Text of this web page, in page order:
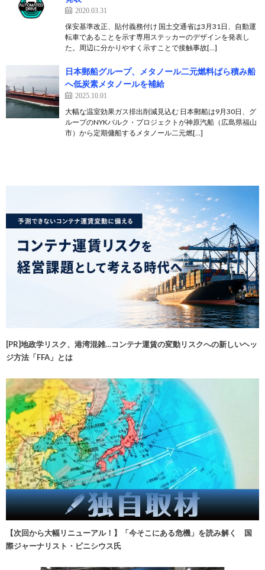
2020.03.31
保安基準改正、貼付義務付け 国土交通省は3月31日、自動運
転車であることを示す専用ステッカーのデザインを発表し
た。周辺に分かりやすく示すことで接触事故[…]
日本郵船グループ、メタノール二元燃料ばら積み船
へ低炭素メタノールを補給
2025.10.01
大幅な温室効果ガス排出削減見込む 日本郵船は9月30日、グ
ループのNYKバルク・プロジェクトが神原汽船（広島県福山
市）から定期傭船するメタノール二元燃[…]
[PR]地政学リスク、港湾混雑…コンテナ運賃の変動リスクへの新しいヘッ
ジ方法「FFA」とは
【次回から大幅リニューアル！】「今そこにある危機」を読み解く 国
際ジャーナリスト・ビニシウス氏